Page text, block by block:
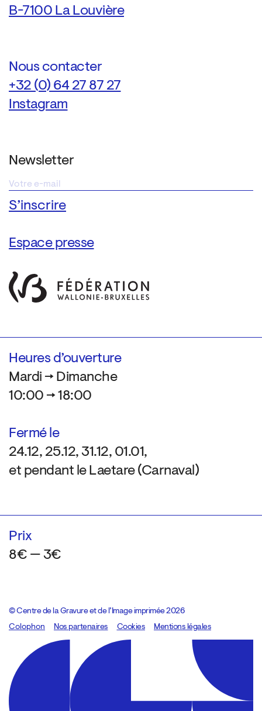
B-7100 La Louvière
Nous contacter
+32 (0) 64 27 87 27
Instagram
Newsletter
Espace presse
Heures d’ouverture
Mardi → Dimanche
10:00 → 18:00
Fermé le
24.12, 25.12, 31.12, 01.01,
et pendant le Laetare (Carnaval)
Prix
8€ — 3€
© Centre de la Gravure et de l’Image imprimée 2026
Colophon
Design:Marcel Kaczmarek, code:8080.studio
Nos partenaires Cookies Mentions légales